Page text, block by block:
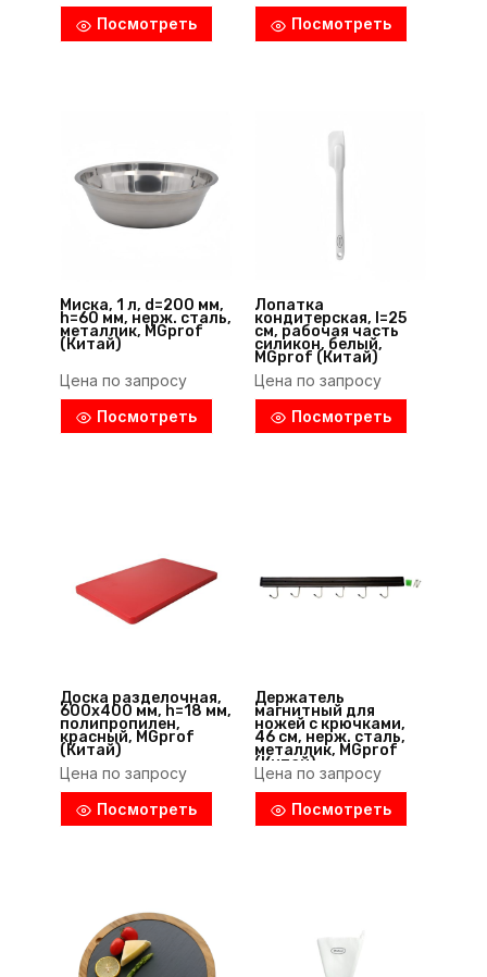
Посмотреть
Посмотреть
Миска, 1 л, d=200 мм,
h=60 мм, нерж. сталь,
металлик, MGprof
(Китай)
Цена по запросу
Посмотреть
Лопатка
кондитерская, l=25
см, рабочая часть
силикон, белый,
MGprof (Китай)
Цена по запросу
Посмотреть
Доска разделочная,
600х400 мм, h=18 мм,
полипропилен,
красный, MGprof
(Китай)
Цена по запросу
Посмотреть
Держатель
магнитный для
ножей с крючками,
46 см, нерж. сталь,
металлик, MGprof
(Китай)
Цена по запросу
Посмотреть